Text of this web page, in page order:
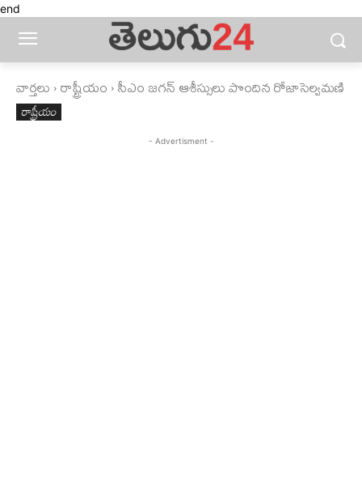
end
వార్తలు రాష్ట్రీయం సీఎం జగన్‌ ఆశీస్సులు పొందిన రోజాసెల్వమణి
రాష్ట్రీయం
- Advertisment -